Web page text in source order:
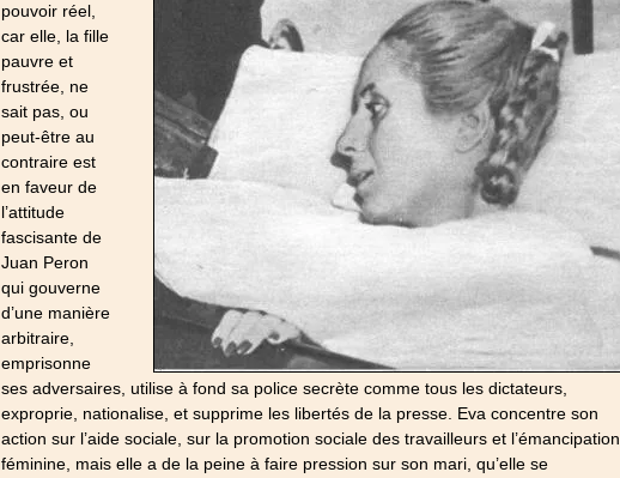
pouvoir réel,
car elle, la fille
pauvre et
frustrée, ne
sait pas, ou
peut-être au
contraire est
en faveur de
l’attitude
fascisante de
Juan Peron
qui gouverne
d’une manière
arbitraire,
emprisonne
ses adversaires, utilise à fond sa police secrète comme tous les dictateurs,
exproprie, nationalise, et supprime les libertés de la presse. Eva concentre son
action sur l’aide sociale, sur la promotion sociale des travailleurs et l’émancipation
féminine, mais elle a de la peine à faire pression sur son mari, qu’elle se